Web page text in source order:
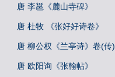
唐 李邕《麓山寺碑》
唐 杜牧 《张好好诗卷》
唐 柳公权《兰亭诗》卷(传)
唐 欧阳询《张翰帖》